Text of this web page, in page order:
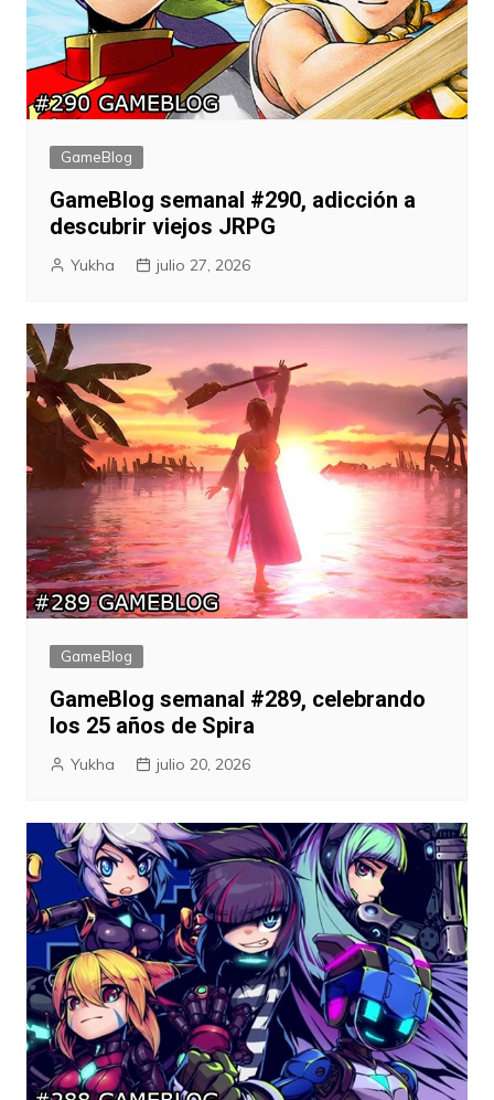
GameBlog
GameBlog semanal #290, adicción a
descubrir viejos JRPG
Yukha julio 27, 2026
GameBlog
GameBlog semanal #289, celebrando
los 25 años de Spira
Yukha julio 20, 2026